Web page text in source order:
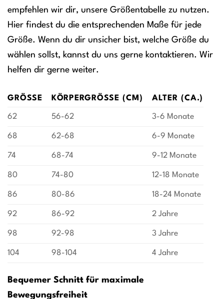
empfehlen wir dir, unsere Größentabelle zu nutzen.
Hier findest du die entsprechenden Maße für jede
Größe. Wenn du dir unsicher bist, welche Größe du
wählen sollst, kannst du uns gerne kontaktieren. Wir
helfen dir gerne weiter.
GRÖSSE KÖRPERGRÖSSE (CM) ALTER (CA.)
62 56-62 3-6 Monate
68 62-68 6-9 Monate
74 68-74 9-12 Monate
80 74-80 12-18 Monate
86 80-86 18-24 Monate
92 86-92 2 Jahre
98 92-98 3 Jahre
104 98-104 4 Jahre
Bequemer Schnitt für maximale
Bewegungsfreiheit